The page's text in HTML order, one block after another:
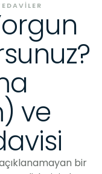
ve
bir